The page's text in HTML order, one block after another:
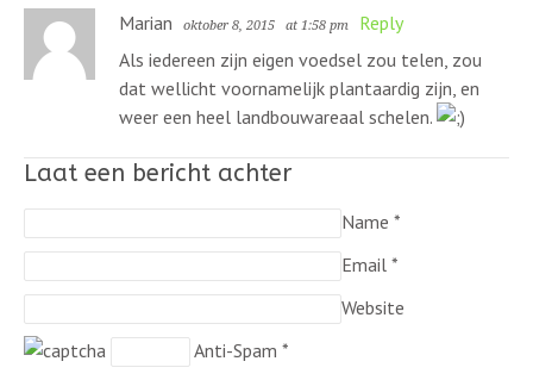
Marian oktober 8, 2015 at 1:58 pm
Reply
Als iedereen zijn eigen voedsel zou telen, zou
dat wellicht voornamelijk plantaardig zijn, en
weer een heel landbouwareaal schelen.
Laat een bericht achter
Name *
Email *
Website
Anti-Spam *